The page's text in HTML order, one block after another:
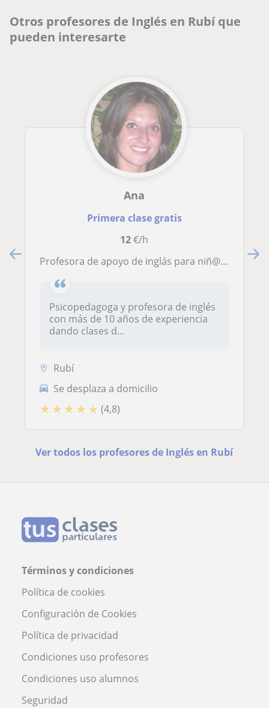
Otros profesores de Inglés en Rubí que
pueden interesarte
Ana
Primera clase gratis
12€/h
Profesora de apoyo de inglás para niñ@s i adult@s, presencial y online
Psicopedagoga y profesora de inglés
con más de 10 años de experiencia
dando clases d...
Rubí
Se desplaza a domicilio
★ ★ ★ ★ ★ (4,8)
Ver todos los profesores de Inglés en Rubí
Términos y condiciones
Política de cookies
Configuración de Cookies
Política de privacidad
Condiciones uso profesores
Condiciones uso alumnos
Seguridad